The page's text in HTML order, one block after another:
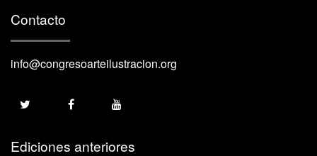
Contacto
info@congresoarteilustracion.org
Ediciones anteriores